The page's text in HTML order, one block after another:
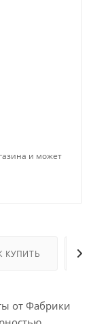
и может
КУПИТЬ
от Фабрики